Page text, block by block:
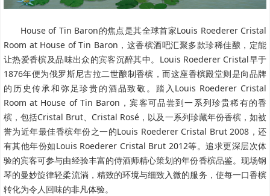
House of Tin Baron的焦点是其全球首家Louis Roederer Cristal
Room at House of Tin Baron，这香槟酒吧汇聚多款珍稀佳酿，定能
让热爱香槟及品味出众的宾客沉醉其中。Louis Roederer Cristal早于
1876年便为俄罗斯尼古拉二世酿制香槟，而这座香槟殿堂则是向品牌
的历史传承和弥足珍贵的酒品致敬。踏入Louis Roederer Cristal
Room at House of Tin Baron，宾客可品尝到一系列珍贵稀有的香
槟，包括Cristal Brut、Cristal Rosé，以及一系列珍藏年份香槟，如被
誉为近年最佳香槟年份之一的Louis Roederer Cristal Brut 2008，还
有其他年份如Louis Roederer Cristal Brut 2012等。追求更深层次体
验的宾客可参与由经验丰富的侍酒师精心策划的年份香槟品鉴。现场钢
琴的曼妙旋律轻柔流淌，精致的环境与细致入微的服务，使每一口香槟
转化为令人回味的非凡体验。